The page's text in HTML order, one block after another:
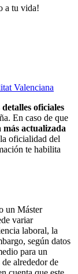
a tu vida!
Valenciana
oficiales
En caso de que
más actualizada
oficialidad del
te habilita
un Máster
variar
laboral, la
según datos
para un
alrededor de